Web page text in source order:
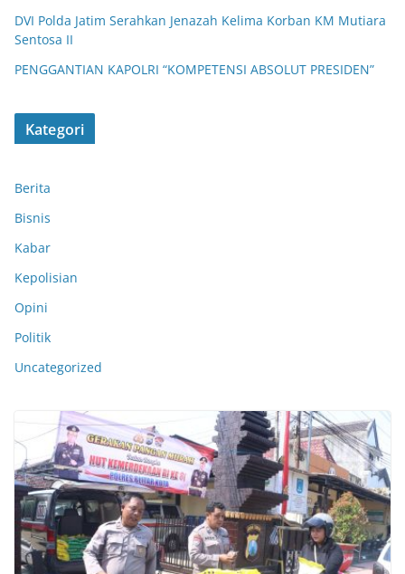
DVI Polda Jatim Serahkan Jenazah Kelima Korban KM Mutiara
Sentosa II
PENGGANTIAN KAPOLRI “KOMPETENSI ABSOLUT PRESIDEN”
Kategori
Berita
Bisnis
Kabar
Kepolisian
Opini
Politik
Uncategorized